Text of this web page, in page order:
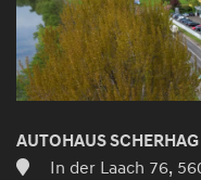
AUTOHAUS SCHERHAG
In der Laach 76,